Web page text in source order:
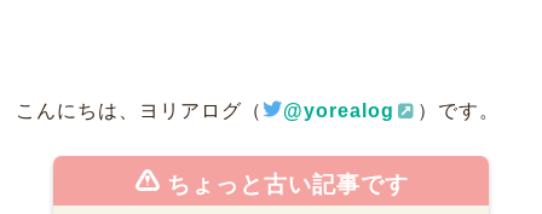
こんにちは、ヨリアログ（ @yorealog ）です。
ちょっと古い記事です